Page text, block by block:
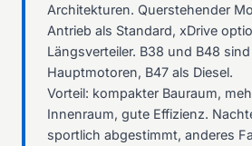
Architekturen. Querstehender
Antrieb als Standard, xDrive
Längsverteiler. B38 und B48
Hauptmotoren, B47 als Diesel.
Vorteil: kompakter Bauraum,
Innenraum, gute Effizienz.
sportlich abgestimmt, anderes